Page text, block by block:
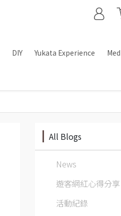
DIY Yukata Experience
All Blogs
News
遊客網紅心得分享
活動紀錄